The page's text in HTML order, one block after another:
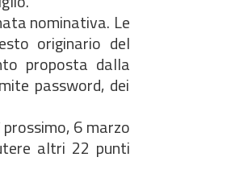
nominativa. Le
originario del
proposta dalla
password, dei
6 marzo
altri 22 punti